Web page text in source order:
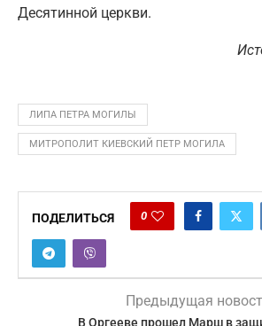
Десятинной церкви.
ЛИПА ПЕТРА МОГИЛЫ
МИТРОПОЛИТ КИЕВСКИЙ ПЕТР МОГИЛА
ПОДЕЛИТЬСЯ 0
Предыдущая
В Оргееве прошел Марш в